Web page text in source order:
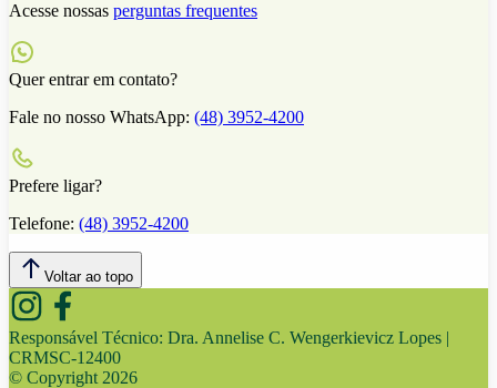
Acesse nossas perguntas frequentes
Quer entrar em contato?
Fale no nosso WhatsApp: (48) 3952-4200
Prefere ligar?
Telefone: (48) 3952-4200
Voltar ao topo
Responsável Técnico: Dra. Annelise C. Wengerkievicz Lopes |
CRMSC-12400
© Copyright2026